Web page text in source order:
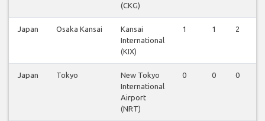
(CKG)
Japan Osaka Kansai
Kansai
International
(KIX)
1 1 2
Japan Tokyo
New Tokyo
International
Airport
(NRT)
0 0 0